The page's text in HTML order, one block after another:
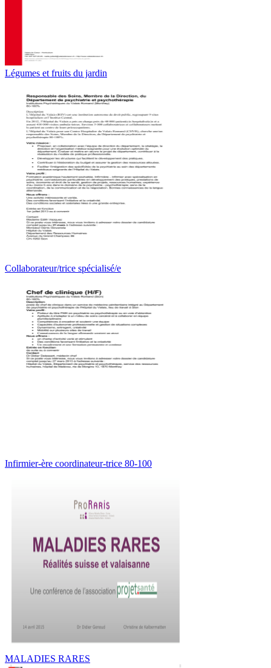
Légumes et fruits du jardin
Collaborateur/trice spécialisé/e
Infirmier-ère coordinateur-trice 80-100
MALADIES RARES